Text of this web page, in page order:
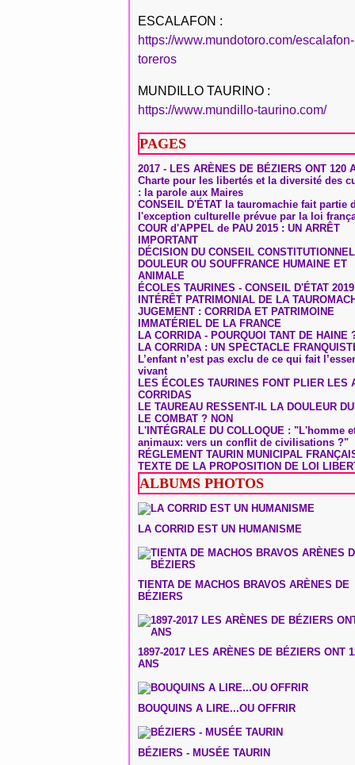
ESCALAFON :
https://www.mundotoro.com/escalafon-
toreros
MUNDILLO TAURINO :
https://www.mundillo-taurino.com/
PAGES
2017 - LES ARÈNES DE BÉZIERS ONT 120
Charte pour les libertés et la diversité des
: la parole aux Maires
CONSEIL D'ÉTAT la tauromachie fait partie
l'exception culturelle prévue par la loi
COUR d'APPEL de PAU 2015 : UN ARRÊT
IMPORTANT
DÉCISION DU CONSEIL CONSTITUTIONNEL
DOULEUR OU SOUFFRANCE HUMAINE ET
ANIMALE
ÉCOLES TAURINES - CONSEIL D'ÉTAT 2019
INTÉRÊT PATRIMONIAL DE LA
JUGEMENT : CORRIDA ET PATRIMOINE
IMMATÉRIEL DE LA FRANCE
LA CORRIDA - POURQUOI TANT DE HAINE
LA CORRIDA : UN SPECTACLE
L’enfant n’est pas exclu de ce qui fait
vivant
LES ÉCOLES TAURINES FONT PLIER LES
CORRIDAS
LE TAUREAU RESSENT-IL LA DOULEUR
LE COMBAT ? NON
L'INTÉGRALE DU COLLOQUE : "L'homme
animaux: vers un conflit de civilisations ?"
RÉGLEMENT TAURIN MUNICIPAL
TEXTE DE LA PROPOSITION DE LOI
ALBUMS PHOTOS
LA CORRID EST UN HUMANISME
TIENTA DE MACHOS BRAVOS ARÈNES DE
BÉZIERS
1897-2017 LES ARÈNES DE BÉZIERS ONT
ANS
BOUQUINS A LIRE...OU OFFRIR
BÉZIERS - MUSÉE TAURIN